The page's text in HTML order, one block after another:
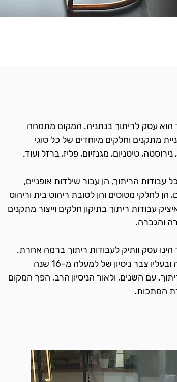
הוא עסק לריתוך בנתניה. המקום מתמחה
מתקנים וחלקים מיוחדים של כל סוגי
טיטניום, מגנזיום, פליז, ברזל ועוד.
16 שנה בכל עבודות הריתוך, הן עבור שילדות אופניים,
הן לחלקי מטוסים והן לטובת ריהוט בית וריהוט
עבודות ריתוך בתיקון חלקים וייצור מתקנים
והגברה.
הינו עסק וותיק לעבודות ריתוך ברמה אחרת.
העסק נמצא בנתניה ובעליו צבר ניסיון של למעלה מ-16 שנה
עם השנים, ולאור הניסיון הרב, הפך המקום
המתכות.